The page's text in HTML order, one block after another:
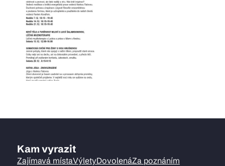
Kam vyrazit
Zajímavá místaVýletyDovolenáZa poznáním